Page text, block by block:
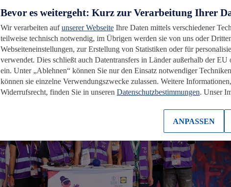
Bevor es weitergeht: Kurz zur Verarbeitung Ihrer
Wir verarbeiten aufunserer Webseite Ihre Daten mittels verschiedener
teilweise technisch notwendig, im Übrigen werden sie von uns oder
Webseiteneinstellungen, zur Erstellung von Statistiken oder für
verwendet. Dies schließt auch Datentransfers in Länder außerhalb der EU
ein. Unter „Ablehnen“ können Sie nur den Einsatz notwendiger
können sie einzelne Verwendungszwecke zulassen. Weitere
Widerrufsrecht, finden Sie in unseren Datenschutzbestimmungen. Unser
ANPASSEN